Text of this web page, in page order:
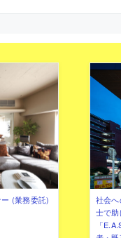
(業務委託)
社会
士で
「